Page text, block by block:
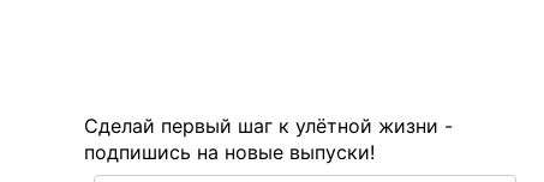
Сделай первый шаг к улётной жизни -
подпишись на новые выпуски!